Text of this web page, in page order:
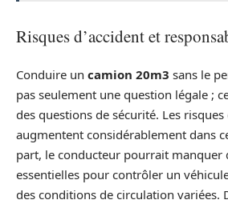
Risques d’accident et
Conduire un camion 20m3 sans le
pas seulement une question légale ;
des questions de sécurité. Les risques
augmentent considérablement dans
part, le conducteur pourrait manquer
essentielles pour contrôler un
des conditions de circulation variées.